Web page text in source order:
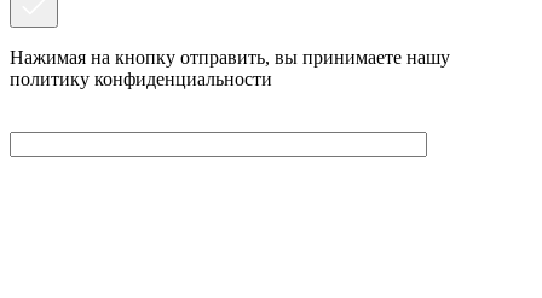
Нажимая на кнопку отправить, вы принимаете нашу
политику конфиденциальности